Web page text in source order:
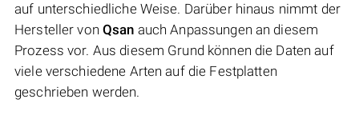
auf unterschiedliche Weise. Darüber hinaus nimmt der
Hersteller von Qsan auch Anpassungen an diesem
Prozess vor. Aus diesem Grund können die Daten auf
viele verschiedene Arten auf die Festplatten
geschrieben werden.